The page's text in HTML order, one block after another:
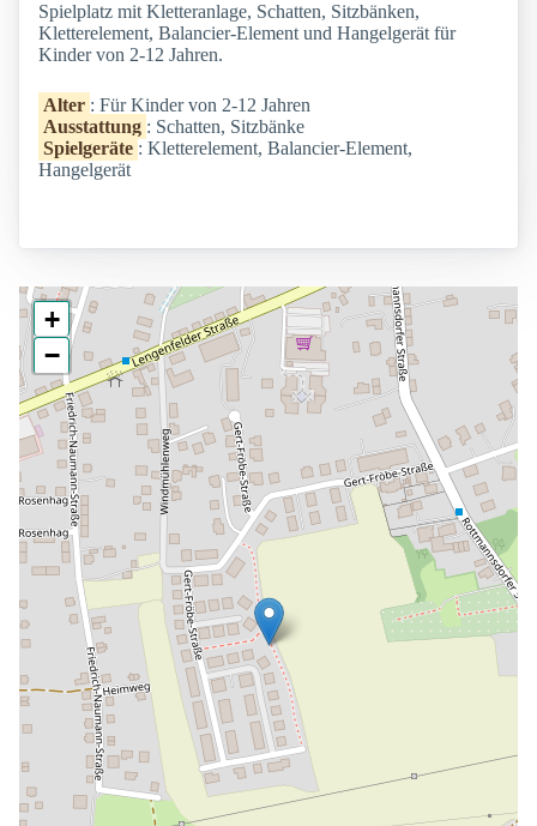
Spielplatz mit Kletteranlage, Schatten, Sitzbänken,
Kletterelement, Balancier-Element und Hangelgerät für
Kinder von 2-12 Jahren.
Alter : Für Kinder von 2-12 Jahren
Ausstattung : Schatten, Sitzbänke
Spielgeräte : Kletterelement, Balancier-Element,
Hangelgerät
+
−